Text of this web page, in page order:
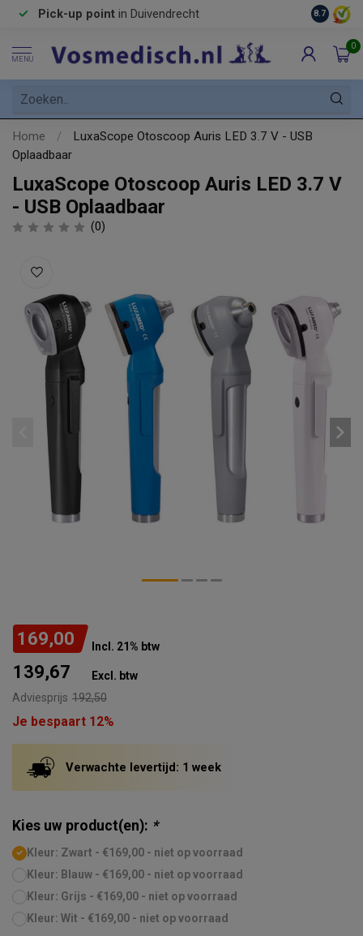
Pick-up point in Duivendrecht 8.7
MENU
0
Home /
LuxaScope Otoscoop Auris LED 3.7 V - USB
Oplaadbaar
LuxaScope Otoscoop Auris LED 3.7 V
- USB Oplaadbaar
(0)
169,00 Incl. 21% btw
139,67 Excl. btw
Adviesprijs 192,50
Je bespaart 12%
Verwachte levertijd: 1 week
Kies uw product(en): *
Kleur: Zwart - €169,00 - niet op voorraad
Kleur: Blauw - €169,00 - niet op voorraad
Kleur: Grijs - €169,00 - niet op voorraad
Kleur: Wit - €169,00 - niet op voorraad